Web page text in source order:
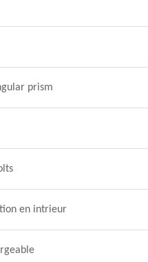
prism
en intrieur